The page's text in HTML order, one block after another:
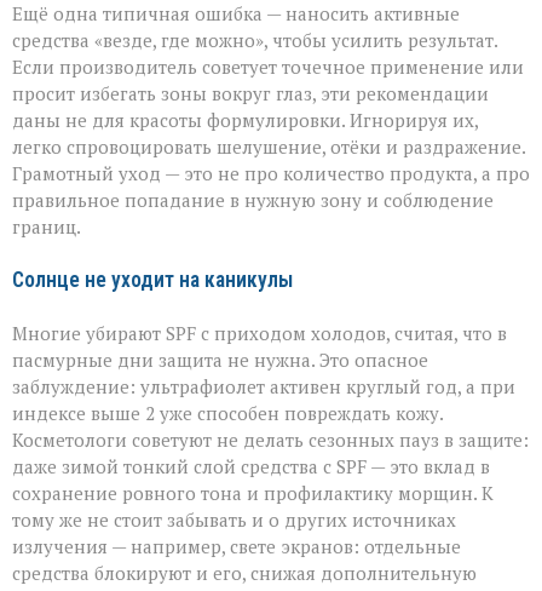
Ещё одна типичная ошибка — наносить активные
средства «везде, где можно», чтобы усилить результат.
Если производитель советует точечное применение или
просит избегать зоны вокруг глаз, эти рекомендации
даны не для красоты формулировки. Игнорируя их,
легко спровоцировать шелушение, отёки и раздражение.
Грамотный уход — это не про количество продукта, а про
правильное попадание в нужную зону и соблюдение
границ.
Солнце не уходит на каникулы
Многие убирают SPF с приходом холодов, считая, что в
пасмурные дни защита не нужна. Это опасное
заблуждение: ультрафиолет активен круглый год, а при
индексе выше 2 уже способен повреждать кожу.
Косметологи советуют не делать сезонных пауз в защите:
даже зимой тонкий слой средства с SPF — это вклад в
сохранение ровного тона и профилактику морщин. К
тому же не стоит забывать и о других источниках
излучения — например, свете экранов: отдельные
средства блокируют и его, снижая дополнительную